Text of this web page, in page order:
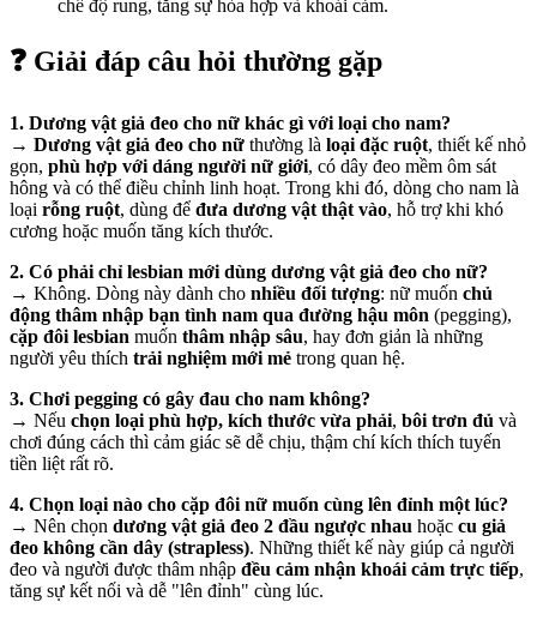
chế độ rung, tăng sự hòa hợp và khoái cảm.
❓ Giải đáp câu hỏi thường gặp
1. Dương vật giả đeo cho nữ khác gì với loại cho nam?
→ Dương vật giả đeo cho nữ thường là loại đặc ruột, thiết kế nhỏ
gọn, phù hợp với dáng người nữ giới, có dây đeo mềm ôm sát
hông và có thể điều chỉnh linh hoạt. Trong khi đó, dòng cho nam là
loại rỗng ruột, dùng để đưa dương vật thật vào, hỗ trợ khi khó
cương hoặc muốn tăng kích thước.
2. Có phải chỉ lesbian mới dùng dương vật giả đeo cho nữ?
→ Không. Dòng này dành cho nhiều đối tượng: nữ muốn chủ
động thâm nhập bạn tình nam qua đường hậu môn (pegging),
cặp đôi lesbian muốn thâm nhập sâu, hay đơn giản là những
người yêu thích trải nghiệm mới mẻ trong quan hệ.
3. Chơi pegging có gây đau cho nam không?
→ Nếu chọn loại phù hợp, kích thước vừa phải, bôi trơn đủ và
chơi đúng cách thì cảm giác sẽ dễ chịu, thậm chí kích thích tuyến
tiền liệt rất rõ.
4. Chọn loại nào cho cặp đôi nữ muốn cùng lên đỉnh một lúc?
→ Nên chọn dương vật giả đeo 2 đầu ngược nhau hoặc cu giả
đeo không cần dây (strapless). Những thiết kế này giúp cả người
đeo và người được thâm nhập đều cảm nhận khoái cảm trực tiếp,
tăng sự kết nối và dễ "lên đỉnh" cùng lúc.